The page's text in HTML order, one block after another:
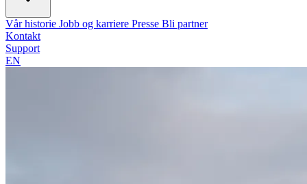
Vår historie Jobb og karriere Presse Bli partner
Kontakt
Support
EN